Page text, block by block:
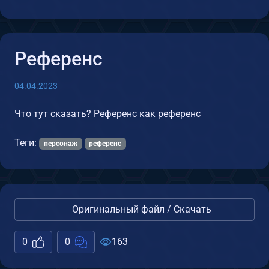
Референс
04.04.2023
Что тут сказать? Референс как референс
Теги: персонаж референс
Оригинальный файл / Скачать
0 0 163